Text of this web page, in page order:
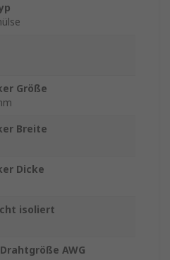
Größe
Breite
Dicke
isoliert
AWG